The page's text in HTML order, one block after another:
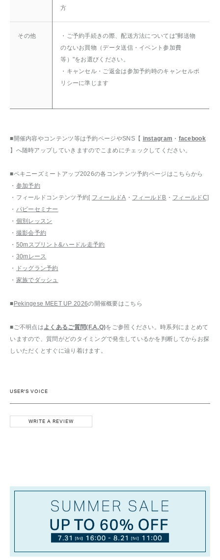
方
その他
・ご予約手続きの際、配送方法については"郵送物
のないお買物（データ送信・イベント参加費
等）"をお選びください。
・キャンセル・ご返金は参加予約時のキャンセルポ
リシーに準じます
■開催内容やコンテンツ等は予約ページやSNS【 instagram ・ facebook
】へ随時アップしていきますのでこまめにチェックしてください。
■ペキニーズミートアップ2026の各コンテンツ予約ページはこちらから
・ 参加予約
・フィールドコンテンツ予約[ フィールドA ・ フィールドB ・ フィールドC]
・ パピーセミナー
・ 個別レッスン
・ 撮影会予約
・ 50mスプリント&ハードル走予約
・ 30mレース
・
ドッグラン予約
・ 家族でダッシュ
■Pekingese MEET UP 2026の開催概要はこちら
■ご不明点はよくあるご質問(F.A.Q)をご参照ください。時系列にまとめて
いますので、質問がどのタイミングで発生しているかを判断してからお探
しいただくとすぐに辿り着けます。
USER'S VOICE
WRITE A REVIEW